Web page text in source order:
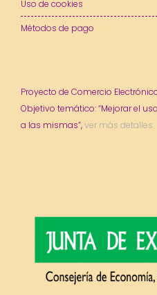
Uso de cookies
Métodos de pago
Proyecto de Comercio
Objetivo temático: “Mejorar el
a las mismas”,ver más detalles.